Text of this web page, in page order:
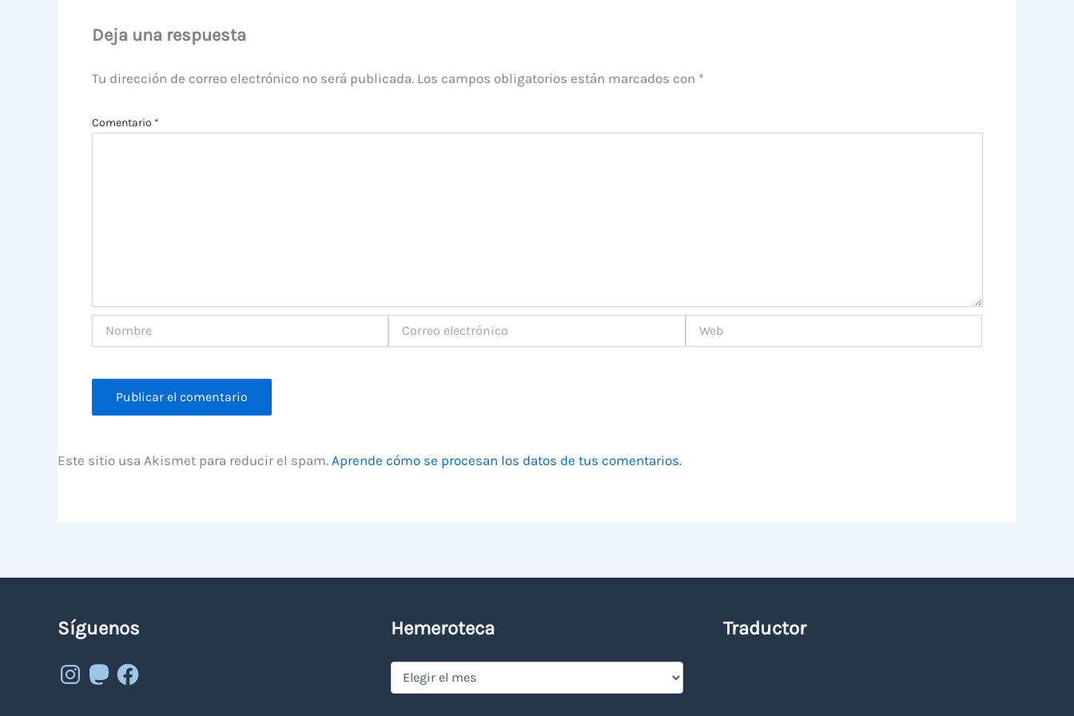
Deja una respuesta
Tu dirección de correo electrónico no será publicada. Los campos obligatorios están marcados con *
Comentario *
electrónico
Este sitio usa Akismet para reducir el spam. Aprende cómo se procesan los datos de tus comentarios.
Síguenos
Instagram
MastodonFacebook
Hemeroteca
Hemeroteca
Traductor